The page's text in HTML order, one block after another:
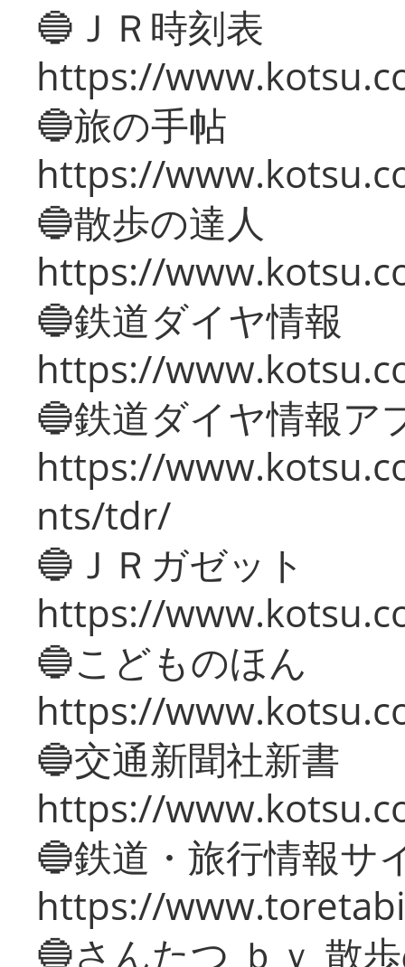
🔵ＪＲ時刻表
https://
🔵旅の手帖
https://
🔵散歩の達人
https://
🔵鉄道ダイヤ情報
https://
🔵鉄道ダイヤ情報ア
https://
nts/tdr/
🔵ＪＲガゼット
https://
🔵こどものほん
https://
🔵交通新聞社新書
https://
🔵鉄道・旅行情報サ
https://
🔵さんたつ ｂｙ 散